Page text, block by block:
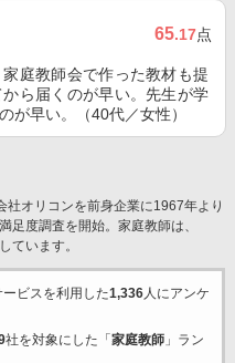
65.17点
庭教師会で作った教材も提
ら届くのが早い。先生が学
が早い。（40代／女性）
社オリコンを前身企業に1967年より
足度調査を開始。家庭教師は、
ています。
ビスを利用した1,336人にアンケ
社を対象にした「 家庭教師」ラン